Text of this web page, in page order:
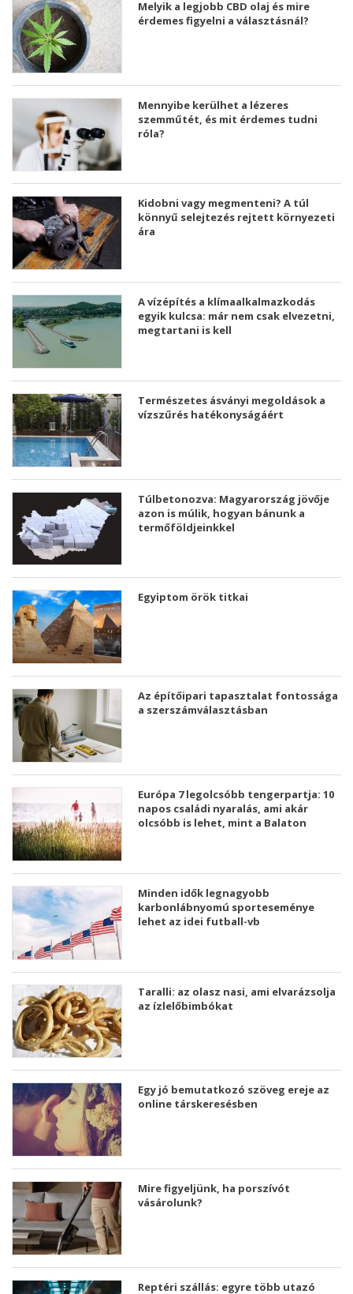
Melyik a legjobb CBD olaj és mire
érdemes figyelni a választásnál?
Mennyibe kerülhet a lézeres
szemműtét, és mit érdemes tudni
róla?
Kidobni vagy megmenteni? A túl
könnyű selejtezés rejtett környezeti
ára
A vízépítés a klímaalkalmazkodás
egyik kulcsa: már nem csak elvezetni,
megtartani is kell
Természetes ásványi megoldások a
vízszűrés hatékonyságáért
Túlbetonozva: Magyarország jövője
azon is múlik, hogyan bánunk a
termőföldjeinkkel
Egyiptom örök titkai
Az építőipari tapasztalat fontossága
a szerszámválasztásban
Európa 7 legolcsóbb tengerpartja: 10
napos családi nyaralás, ami akár
olcsóbb is lehet, mint a Balaton
Minden idők legnagyobb
karbonlábnyomú sporteseménye
lehet az idei futball-vb
Taralli: az olasz nasi, ami elvarázsolja
az ízlelőbimbókat
Egy jó bemutatkozó szöveg ereje az
online társkeresésben
Mire figyeljünk, ha porszívót
vásárolunk?
Reptéri szállás: egyre több utazó